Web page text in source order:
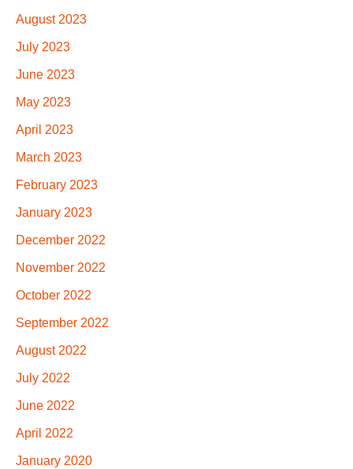
August 2023
July 2023
June 2023
May 2023
April 2023
March 2023
February 2023
January 2023
December 2022
November 2022
October 2022
September 2022
August 2022
July 2022
June 2022
April 2022
January 2020